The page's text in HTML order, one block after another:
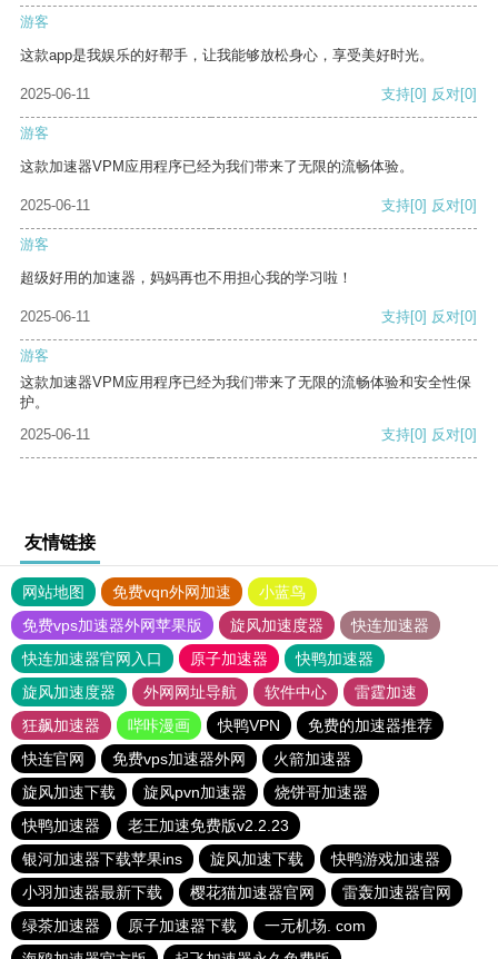
游客
这款app是我娱乐的好帮手，让我能够放松身心，享受美好时光。
2025-06-11 支持[0] 反对[0]
游客
这款加速器VPM应用程序已经为我们带来了无限的流畅体验。
2025-06-11 支持[0] 反对[0]
游客
超级好用的加速器，妈妈再也不用担心我的学习啦！
2025-06-11 支持[0] 反对[0]
游客
这款加速器VPM应用程序已经为我们带来了无限的流畅体验和安全性保
护。
2025-06-11
支持[0] 反对[0]
友情链接
网站地图 免费vqn外网加速
小蓝鸟
免费vps加速器外网苹果版
旋风加速度器
快连加速器
快连加速器官网入口
原子加速器
快鸭加速器
旋风加速度器
外网网址导航 软件中心
雷霆加速
狂飙加速器
哔咔漫画 快鸭VPN
免费的加速器推荐
快连官网
免费vps加速器外网
火箭加速器
旋风加速下载
旋风pvn加速器
烧饼哥加速器
快鸭加速器
老王加速免费版v2.2.23
银河加速器下载苹果ins
旋风加速下载
快鸭游戏加速器
小羽加速器最新下载
樱花猫加速器官网
雷轰加速器官网
绿茶加速器
原子加速器下载
一元机场. com